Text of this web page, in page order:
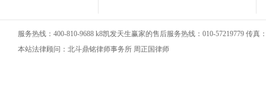
服务热线：400-810-9688 k8凯发天生赢家的售后服务热线：010-57219779 传真
本站法律顾问：北斗鼎铭律师事务所 周正国律师